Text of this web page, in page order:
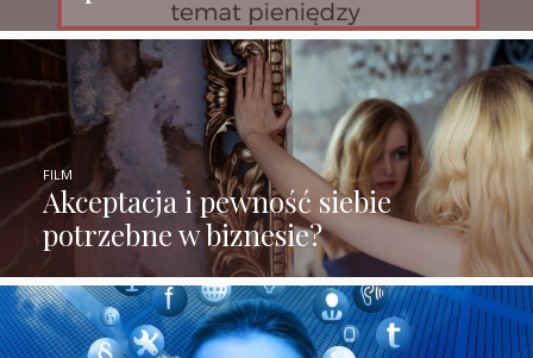
Akceptacja i pewność siebie
potrzebne w biznesie?
FILM